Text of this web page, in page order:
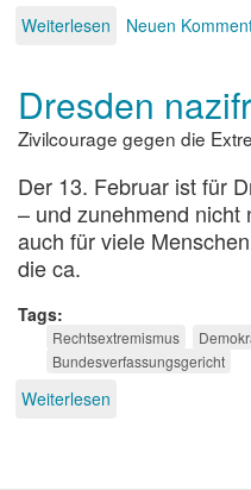
Weiterlesen über
Neuen
Dresden
Zivilcourage gegen die
Der 13. Februar ist für
– und zunehmend nicht
auch für viele
die ca.
Tags
Rechtsextremismus
Bundesverfassungsgericht
Weiterlesen